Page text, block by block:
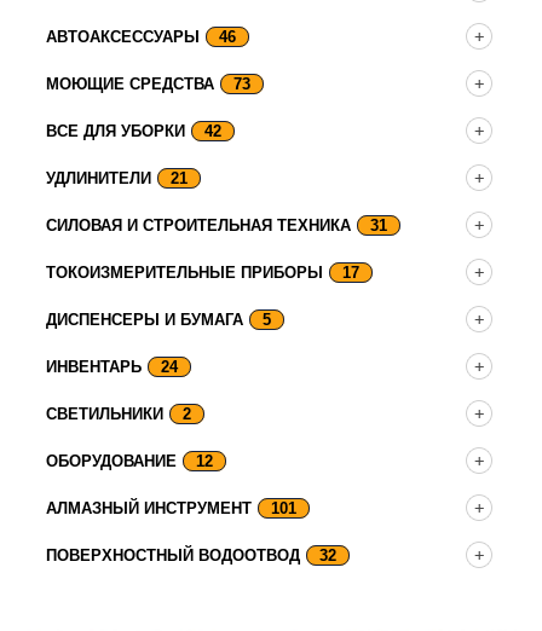
АВТОАКСЕССУАРЫ 46
МОЮЩИЕ СРЕДСТВА 73
ВСЕ ДЛЯ УБОРКИ 42
УДЛИНИТЕЛИ 21
СИЛОВАЯ И СТРОИТЕЛЬНАЯ ТЕХНИКА 31
ТОКОИЗМЕРИТЕЛЬНЫЕ ПРИБОРЫ 17
ДИСПЕНСЕРЫ И БУМАГА 5
ИНВЕНТАРЬ 24
СВЕТИЛЬНИКИ 2
ОБОРУДОВАНИЕ 12
АЛМАЗНЫЙ ИНСТРУМЕНТ 101
ПОВЕРХНОСТНЫЙ ВОДООТВОД 32